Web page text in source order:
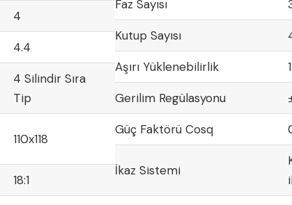
4
4.4
4 Silindir Sıra
Tip
110x118
18:1
Faz Sayısı
Kutup Sayısı
Aşırı Yüklenebilirlik
Gerilim Regülasyonu
Güç Faktörü Cosq
İkaz Sistemi